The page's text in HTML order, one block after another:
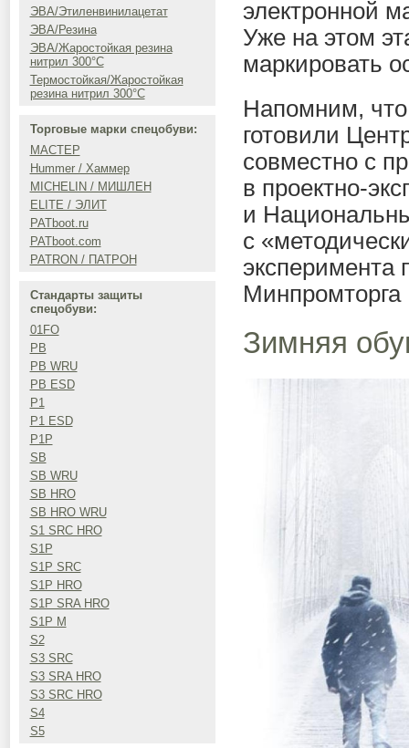
ЭВА/Этиленвинилацетат
ЭВА/Резина
ЭВА/Жаростойкая резина
нитрил 300°C
Термостойкая/Жаростойкая
резина нитрил 300°C
Торговые марки спецобуви:
МАСТЕР
Hummer / Хаммер
MICHELIN / МИШЛЕН
ELITE / ЭЛИТ
PATboot.ru
PATboot.com
PATRON / ПАТРОН
Стандарты защиты
спецобуви:
01FO
PB
PB WRU
PB ESD
P1
P1 ESD
P1P
SB
SB WRU
SB HRO
SB HRO WRU
S1 SRC HRO
S1P
S1P SRC
S1P HRO
S1P SRA HRO
S1P M
S2
S3 SRC
S3 SRA HRO
S3 SRC HRO
S4
S5
электронной
Уже на этом
маркировать
Напомним, что
готовили
совместно с
в проектно-
и
с
эксперимента
Зимняя